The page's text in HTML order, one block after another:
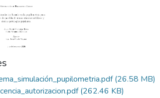
(26.58 MB)
(262.46 KB)